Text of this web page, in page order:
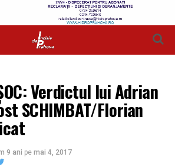
Verdictul lui Adrian
SCHIMBAT/Florian
9 ani pe mai 4, 2017